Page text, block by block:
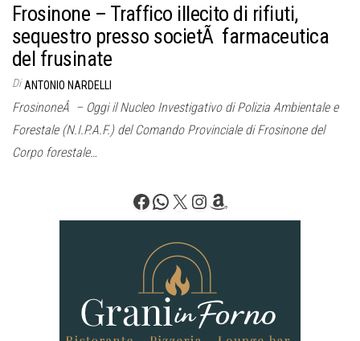
Frosinone – Traffico illecito di rifiuti,
sequestro presso societÃ farmaceutica
del frusinate
Di ANTONIO NARDELLI
FrosinoneÂ – Oggi il Nucleo Investigativo di Polizia Ambientale e
Forestale (N.I.P.A.F.) del Comando Provinciale di Frosinone del
Corpo forestale…
Facebook
WhatsApp
X Instagram
Amazon